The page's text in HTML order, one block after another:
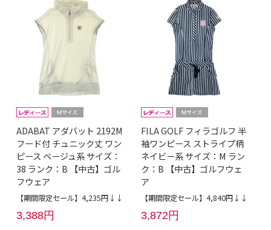
ADABAT アダバット 2192M
フード付 チュニック丈 ワン
ピース ベージュ系 サイズ：
38 ランク：B 【中古】ゴル
フウェア
【期間限定セール】4,235円↓↓
3,388円
FILA GOLF フィラゴルフ 半
袖ワンピース ストライプ柄
ネイビー系 サイズ：M ラン
ク：B 【中古】ゴルフウェ
ア
【期間限定セール】4,840円↓↓
3,872円